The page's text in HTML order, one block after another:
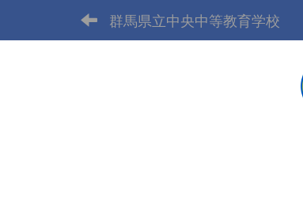
群馬県立中央中等教育学校